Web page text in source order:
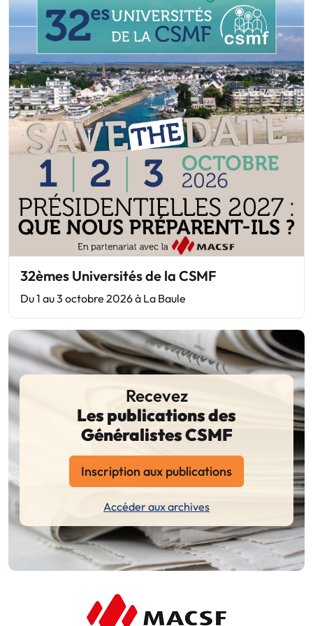
32èmes Universités de la CSMF
Du 1 au 3 octobre 2026 à La Baule
Recevez
Les publications des
Généralistes CSMF
Inscription aux publications
Accéder aux archives